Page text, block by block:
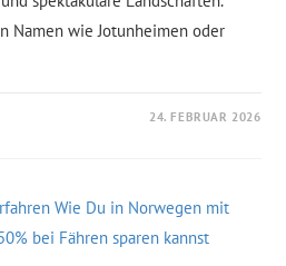
Namen wie Jotunheimen oder
24. FEBRUAR 2026